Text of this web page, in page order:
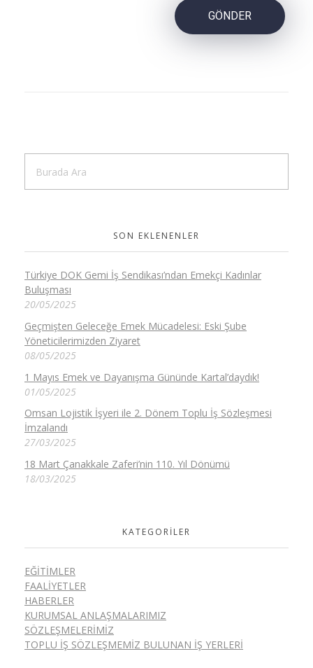
SON EKLENENLER
Türkiye DOK Gemi İş Sendikası’ndan Emekçi Kadınlar
Buluşması
20/05/2025
Geçmişten Geleceğe Emek Mücadelesi: Eski Şube
Yöneticilerimizden Ziyaret
08/05/2025
1 Mayıs Emek ve Dayanışma Gününde Kartal’daydık!
01/05/2025
Omsan Lojistik İşyeri ile 2. Dönem Toplu İş Sözleşmesi
İmzalandı
27/03/2025
18 Mart Çanakkale Zaferi’nin 110. Yıl Dönümü
18/03/2025
KATEGORILER
EĞITIMLER
FAALIYETLER
HABERLER
KURUMSAL ANLAŞMALARIMIZ
SÖZLEŞMELERIMIZ
TOPLU İŞ SÖZLEŞMEMIZ BULUNAN İŞ YERLERI